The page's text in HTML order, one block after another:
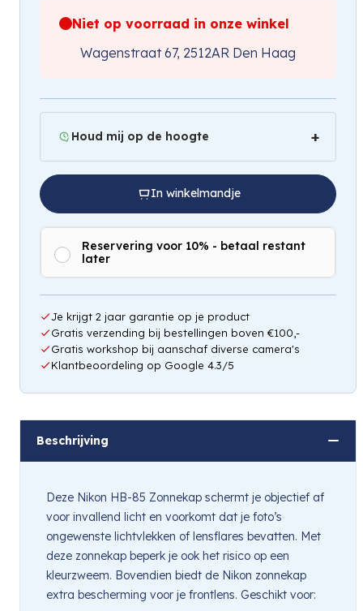
Niet op voorraad in onze winkel
Wagenstraat 67, 2512AR Den Haag
Houd mij op de hoogte
Hou mij op de hoogte
In winkelmandje
Reservering voor 10% - betaal restant
later
Je krijgt 2 jaar garantie op je product
Gratis verzending bij bestellingen boven €100,-
Gratis workshop bij aanschaf diverse camera's
Klantbeoordeling op Google 4.3/5
Beschrijving
Deze Nikon HB-85 Zonnekap schermt je objectief af
voor invallend licht en voorkomt dat je foto’s
ongewenste lichtvlekken of lensflares bevatten. Met
deze zonnekap beperk je ook het risico op een
kleurzweem. Bovendien biedt de Nikon zonnekap
extra bescherming voor je frontlens. Geschikt voor: